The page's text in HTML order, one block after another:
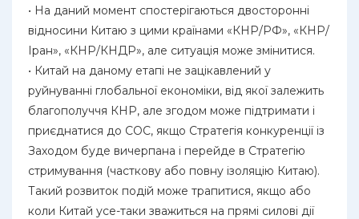
• На даний момент спостерігаються двосторонні
відносини Китаю з цими країнами «КНР/РФ», «КНР/
Іран», «КНР/КНДР», але ситуація може змінитися.
• Китай на даному етапі не зацікавлений у
руйнуванні глобальної економіки, від якої залежить
благополуччя КНР, але згодом може підтримати і
приєднатися до СОС, якщо Стратегія конкуренції із
Заходом буде вичерпана і перейде в Стратегію
стримування (часткову або повну ізоляцію Китаю).
Такий розвиток подій може трапитися, якщо або
коли Китай усе-таки зважиться на прямі силові дії